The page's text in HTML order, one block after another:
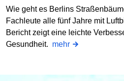
Wie geht es Berlins
Fachleute alle fünf Jahre mit
Bericht zeigt eine leichte
Gesundheit. mehr